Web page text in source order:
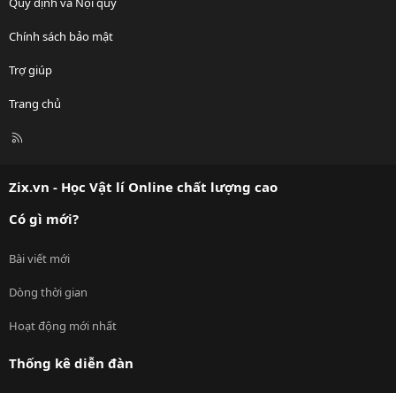
Chính sách bảo mật
Trợ giúp
Trang chủ
R
Zix.vn - Học Vật lí Online chất lượng cao
Có gì mới?
Bài viết mới
Dòng thời gian
Hoạt động mới nhất
Thống kê diễn đàn